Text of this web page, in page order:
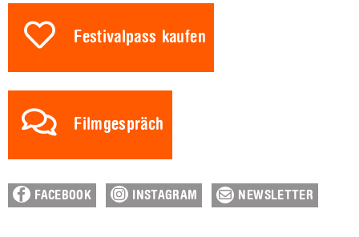
Festivalpass kaufen
Filmgespräch
FACEBOOK INSTAGRAM NEWSLETTER